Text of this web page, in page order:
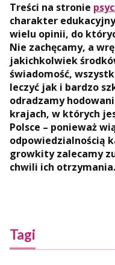
Treści na stronie
charakter
wielu opinii, do
Nie zachęcamy, a
jakichkolwiek
świadomość,
leczyć jak i bardzo
odradzamy
krajach, w których
Polsce – ponieważ
odpowiedzialnością
growkity zalecamy
chwili ich otrzymania.
Tagi